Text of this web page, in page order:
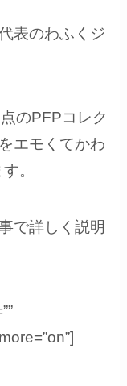
表のわふくジ
のPFPコレク
エモくてかわ
。
で詳しく説明